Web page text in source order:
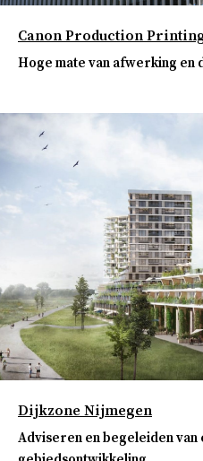
Canon Production
Hoge mate van afwerking en
Dijkzone Nijmegen
Adviseren en begeleiden van